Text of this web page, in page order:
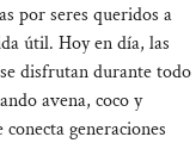
por seres queridos a
útil. Hoy en día, las
disfrutan durante todo
avena, coco y
generaciones